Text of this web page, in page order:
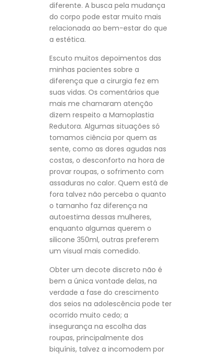
diferente. A busca pela mudança
do corpo pode estar muito mais
relacionada ao bem-estar do que
a estética.
Escuto muitos depoimentos das
minhas pacientes sobre a
diferença que a cirurgia fez em
suas vidas. Os comentários que
mais me chamaram atenção
dizem respeito a Mamoplastia
Redutora. Algumas situações só
tomamos ciência por quem as
sente, como as dores agudas nas
costas, o desconforto na hora de
provar roupas, o sofrimento com
assaduras no calor. Quem está de
fora talvez não perceba o quanto
o tamanho faz diferença na
autoestima dessas mulheres,
enquanto algumas querem o
silicone 350ml, outras preferem
um visual mais comedido.
Obter um decote discreto não é
bem a única vontade delas, na
verdade a fase do crescimento
dos seios na adolescência pode ter
ocorrido muito cedo; a
insegurança na escolha das
roupas, principalmente dos
biquínis, talvez a incomodem por